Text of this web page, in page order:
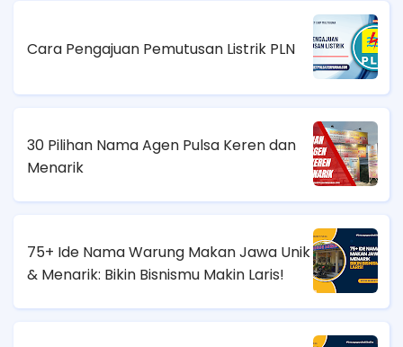
Cara Pengajuan Pemutusan Listrik PLN
30 Pilihan Nama Agen Pulsa Keren dan
Menarik
75+ Ide Nama Warung Makan Jawa Unik
& Menarik: Bikin Bisnismu Makin Laris!